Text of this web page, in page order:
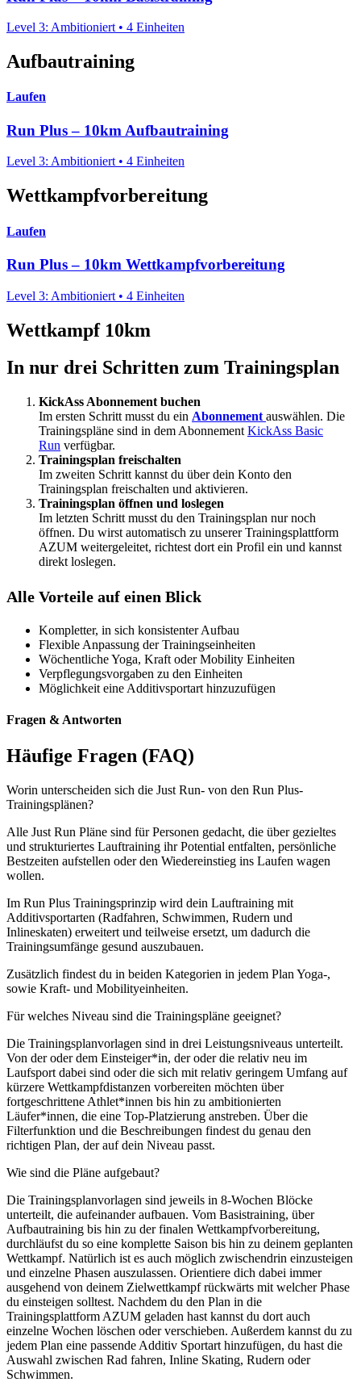
Level 3: Ambitioniert • 4 Einheiten
Aufbautraining
Laufen
Run Plus – 10km Aufbautraining
Level 3: Ambitioniert • 4 Einheiten
Wettkampfvorbereitung
Laufen
Run Plus – 10km Wettkampfvorbereitung
Level 3: Ambitioniert • 4 Einheiten
Wettkampf 10km
In nur drei Schritten zum Trainingsplan
KickAss Abonnement buchen
Im ersten Schritt musst du ein Abonnement auswählen. Die
Trainingspläne sind in dem Abonnement KickAss Basic
Run verfügbar.
Trainingsplan freischalten
Im zweiten Schritt kannst du über dein Konto den
Trainingsplan freischalten und aktivieren.
Trainingsplan öffnen und loslegen
Im letzten Schritt musst du den Trainingsplan nur noch
öffnen. Du wirst automatisch zu unserer Trainingsplattform
AZUM weitergeleitet, richtest dort ein Profil ein und kannst
direkt loslegen.
Alle Vorteile auf einen Blick
Kompletter, in sich konsistenter Aufbau
Flexible Anpassung der Trainingseinheiten
Wöchentliche Yoga, Kraft oder Mobility Einheiten
Verpflegungsvorgaben zu den Einheiten
Möglichkeit eine Additivsportart hinzuzufügen
Fragen & Antworten
Häufige Fragen (FAQ)
Worin unterscheiden sich die Just Run- von den Run Plus-
Trainingsplänen?
Alle Just Run Pläne sind für Personen gedacht, die über gezieltes
und strukturiertes Lauftraining ihr Potential entfalten, persönliche
Bestzeiten aufstellen oder den Wiedereinstieg ins Laufen wagen
wollen.
Im Run Plus Trainingsprinzip wird dein Lauftraining mit
Additivsportarten (Radfahren, Schwimmen, Rudern und
Inlineskaten) erweitert und teilweise ersetzt, um dadurch die
Trainingsumfänge gesund auszubauen.
Zusätzlich findest du in beiden Kategorien in jedem Plan Yoga-,
sowie Kraft- und Mobilityeinheiten.
Für welches Niveau sind die Trainingspläne geeignet?
Die Trainingsplanvorlagen sind in drei Leistungsniveaus unterteilt.
Von der oder dem Einsteiger*in, der oder die relativ neu im
Laufsport dabei sind oder die sich mit relativ geringem Umfang auf
kürzere Wettkampfdistanzen vorbereiten möchten über
fortgeschrittene Athlet*innen bis hin zu ambitionierten
Läufer*innen, die eine Top-Platzierung anstreben. Über die
Filterfunktion und die Beschreibungen findest du genau den
richtigen Plan, der auf dein Niveau passt.
Wie sind die Pläne aufgebaut?
Die Trainingsplanvorlagen sind jeweils in 8-Wochen Blöcke
unterteilt, die aufeinander aufbauen. Vom Basistraining, über
Aufbautraining bis hin zu der finalen Wettkampfvorbereitung,
durchläufst du so eine komplette Saison bis hin zu deinem geplanten
Wettkampf. Natürlich ist es auch möglich zwischendrin einzusteigen
und einzelne Phasen auszulassen. Orientiere dich dabei immer
ausgehend von deinem Zielwettkampf rückwärts mit welcher Phase
du einsteigen solltest. Nachdem du den Plan in die
Trainingsplattform AZUM geladen hast kannst du dort auch
einzelne Wochen löschen oder verschieben. Außerdem kannst du zu
jedem Plan eine passende Additiv Sportart hinzufügen, du hast die
Auswahl zwischen Rad fahren, Inline Skating, Rudern oder
Schwimmen.